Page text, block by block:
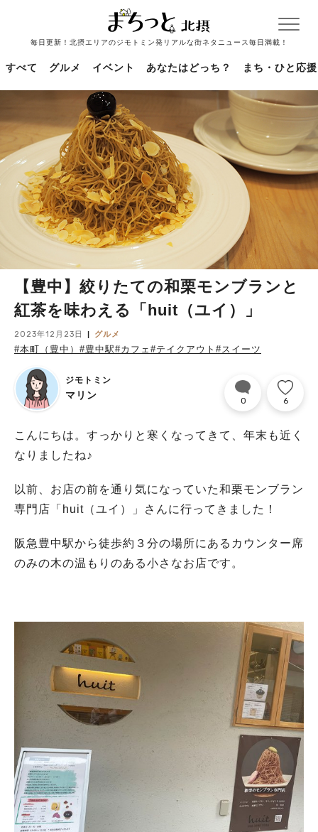
毎日更新！北摂エリアのジモトミン発リアルな街ネタニュース毎日満載！
すべて グルメ イベント あなたはどっち？ まち・ひと応援
【豊中】絞りたての和栗モンブランと
紅茶を味わえる「huit（ユイ）」
2023年12月23日 グルメ
#本町（豊中） #豊中駅#カフェ #テイクアウト #スイーツ
ジモトミン
マリン 0 6
こんにちは。すっかりと寒くなってきて、年末も近く
なりましたね♪
以前、お店の前を通り気になっていた和栗モンブラン
専門店「huit（ユイ）」さんに行ってきました！
阪急豊中駅から徒歩約３分の場所にあるカウンター席
のみの木の温もりのある小さなお店です。